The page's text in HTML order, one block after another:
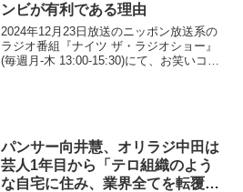
ンビが有利である理由
2024年12月23日放送のニッポン放送系の
ラジオ番組『ナイツ ザ・ラジオショー』
(毎週月-木 13:00-15:30)にて、お笑いコン
パンサー向井慧、オリラジ中田は
芸人1年目から「テロ組織のよう
な自宅に住み、業界全てを転覆さ